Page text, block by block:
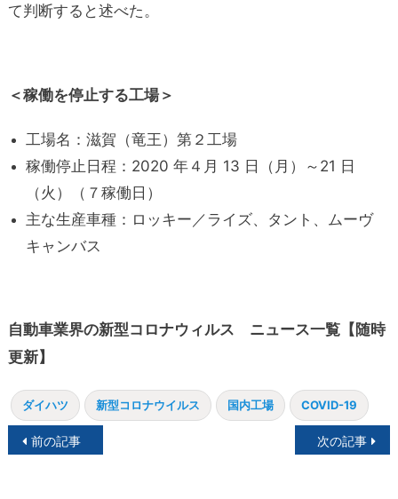
て判断すると述べた。
＜稼働を停止する工場＞
工場名：滋賀（竜王）第２工場
稼働停止日程：2020 年４月 13 日（月）～21 日
（火）（７稼働日）
主な生産車種：ロッキー／ライズ、タント、ムーヴ
キャンバス
自動車業界の新型コロナウィルス ニュース一覧【随時
更新】
ダイハツ 新型コロナウイルス 国内工場 COVID-19
投前の記事 次の記事